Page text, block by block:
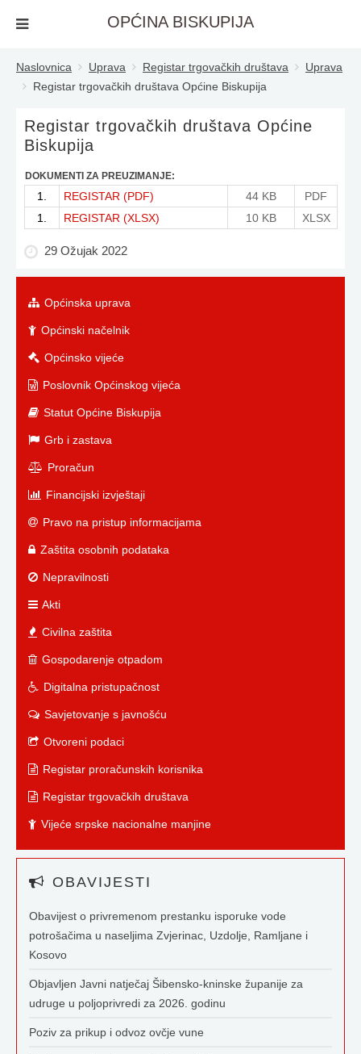
OPĆINA BISKUPIJA
Naslovnica Uprava Registar trgovačkih društava
Uprava
Registar trgovačkih društava Općine Biskupija
Registar trgovačkih društava Općine
Biskupija
DOKUMENTI ZA PREUZIMANJE:
1. REGISTAR (PDF) 44 KB
PDF
1.
REGISTAR (XLSX) 10 KB XLSX
29 Ožujak 2022
Općinska uprava
Općinski načelnik
Općinsko vijeće
Poslovnik Općinskog vijeća
Statut Općine Biskupija
Grb i zastava
Proračun
Financijski izvještaji
Pravo na pristup informacijama
Zaštita osobnih podataka
Nepravilnosti
Akti
Civilna zaštita
Gospodarenje otpadom
Digitalna pristupačnost
Savjetovanje s javnošću
Otvoreni podaci
Registar proračunskih korisnika
Registar trgovačkih društava
Vijeće srpske nacionalne manjine
OBAVIJESTI
Obavijest o privremenom prestanku isporuke vode
potrošačima u naseljima Zvjerinac, Uzdolje, Ramljane i
Kosovo
Objavljen Javni natječaj Šibensko-kninske županije za
udruge u poljoprivredi za 2026. godinu
Poziv za prikup i odvoz ovčje vune